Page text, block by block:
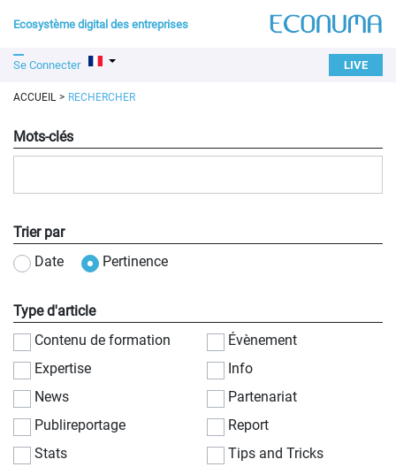
Ecosystème digital des entreprises
Se Connecter LIVE
ACCUEIL RECHERCHER
Mots-clés
Trier par
Date
Pertinence
Type d'article
Contenu de formation
Évènement
Expertise
Info
News
Partenariat
Publireportage
Report
Stats
Tips and Tricks